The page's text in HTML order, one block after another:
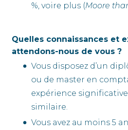
%, voire plus (Moore
Quelles connaissances et
attendons-nous de vous ?
Vous disposez d’un
ou de master en
expérience
similaire.
Vous avez au moins 5